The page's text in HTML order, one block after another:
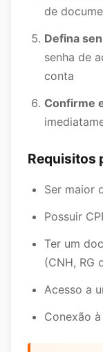
de
Defina
senha de
conta
Confirme
Requisitos
Ser maior
Possuir
Ter um
(CNH, RG
Acesso a
Conexão